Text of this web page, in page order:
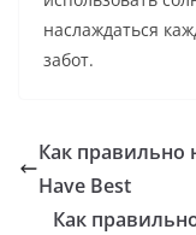
наслаждаться
забот.
Как правильно
Have Best
Как